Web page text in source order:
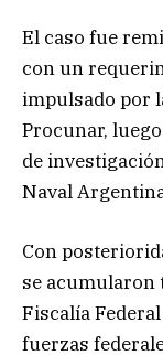
El caso fue
con un
impulsado por
Procunar,
de
Naval
Con
se acumularon
Fiscalía
fuerzas